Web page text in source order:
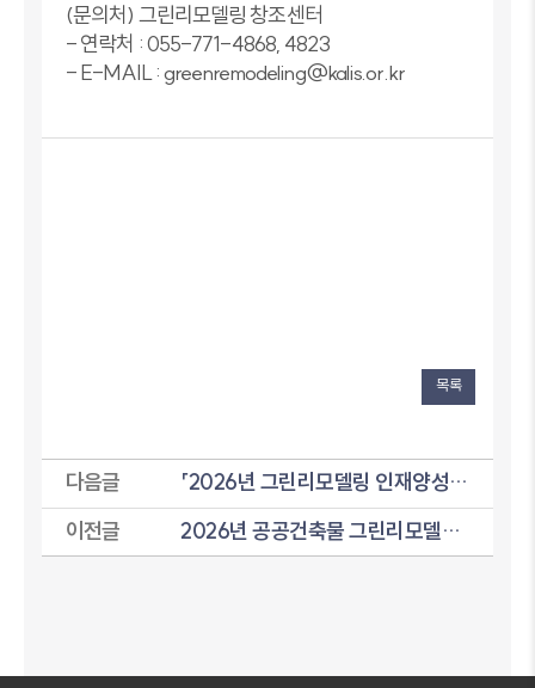
(문의처) 그린리모델링 창조센터
- 연락처 : 055-771-4868, 4823
- E-MAIL : greenremodeling@kalis.or.kr
목록
다음글
「2026년 그린리모델링 인재양성 플랫폼」 보조사업자 모집 공고
이전글
2026년 공공건축물 그린리모델링 사업 희망건축물 추가접수 안내